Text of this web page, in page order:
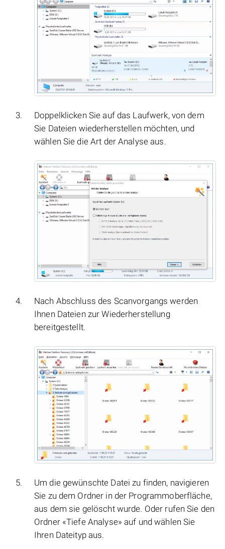
Doppelklicken Sie auf das Laufwerk, von dem
Sie Dateien wiederherstellen möchten, und
wählen Sie die Art der Analyse aus.
Nach Abschluss des Scanvorgangs werden
Ihnen Dateien zur Wiederherstellung
bereitgestellt.
Um die gewünschte Datei zu finden, navigieren
Sie zu dem Ordner in der Programmoberfläche,
aus dem sie gelöscht wurde. Oder rufen Sie den
Ordner «Tiefe Analyse» auf und wählen Sie
Ihren Dateityp aus.